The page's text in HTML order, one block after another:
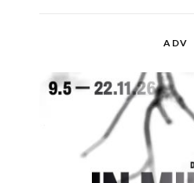
ADV